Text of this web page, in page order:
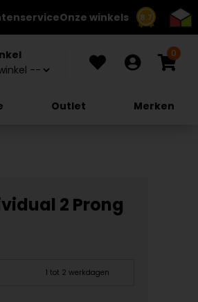
8.7
Onze winkels
0
Outlet Merken
2 Prong
1 tot 2 werkdagen